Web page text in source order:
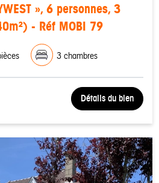
», 6 personnes, 3
- Réf MOBI 79
3 chambres
Détails du bien